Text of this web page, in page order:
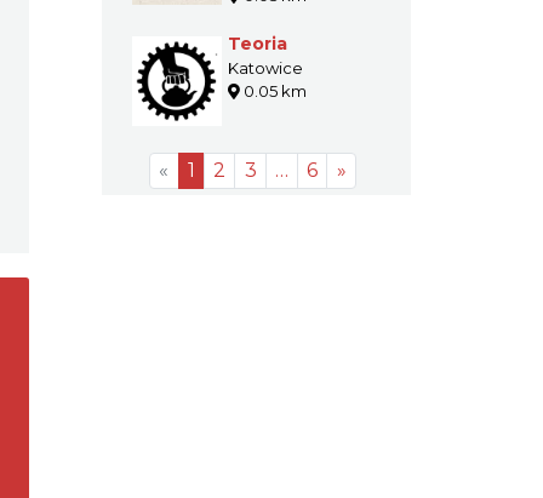
Teoria
Katowice
0.05 km
« 1 2 3 … 6 »